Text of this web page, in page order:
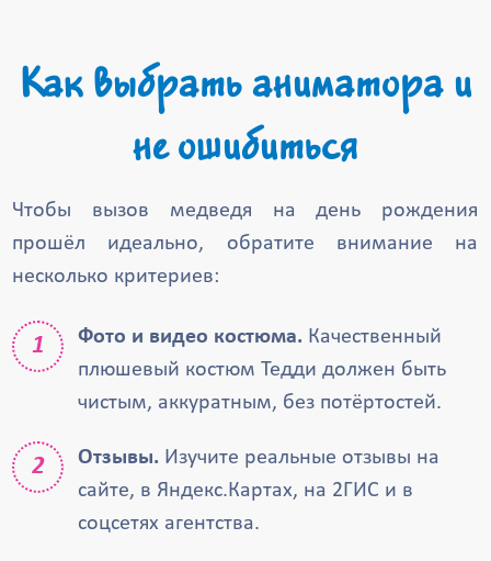
Как выбрать аниматора и
не ошибиться
Чтобы вызов медведя на день рождения
прошёл идеально, обратите внимание на
несколько критериев:
Фото и видео костюма. Качественный
плюшевый костюм Тедди должен быть
чистым, аккуратным, без потёртостей.
Отзывы. Изучите реальные отзывы на
сайте, в Яндекс.Картах, на 2ГИС и в
соцсетях агентства.